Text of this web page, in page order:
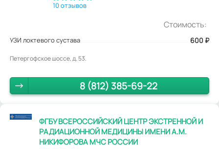
10 отзывов
Стоимость:
УЗИ локтевого сустава 600 ₽
Петергофское шоссе, д. 53.
8 (812) 385-69-22
ФГБУ ВСЕРОССИЙСКИЙ ЦЕНТР ЭКСТРЕННОЙ И
РАДИАЦИОННОЙ МЕДИЦИНЫ ИМЕНИ А.М.
НИКИФОРОВА МЧС РОССИИ